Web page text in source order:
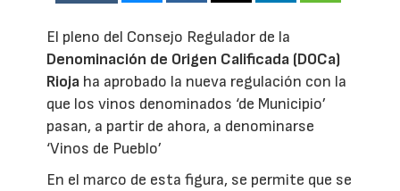
El pleno del Consejo Regulador de la
Denominación de Origen Calificada (DOCa)
Rioja ha aprobado la nueva regulación con la
que los vinos denominados ‘de Municipio’
pasan, a partir de ahora, a denominarse
‘Vinos de Pueblo’
En el marco de esta figura, se permite que se